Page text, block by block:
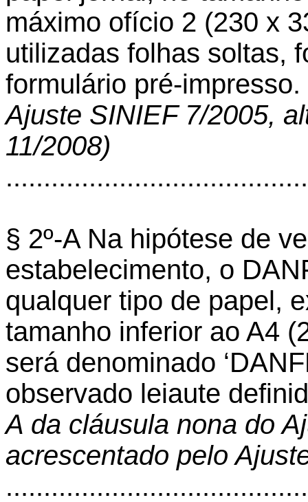
máximo ofício 2 (230 x
utilizadas folhas soltas,
formulário pré-impresso.
Ajuste SINIEF 7/2005,
11/2008)
§ 2º-A Na hipótese de
estabelecimento, o
qualquer tipo de papel,
tamanho inferior ao A4
será denominado
observado leiaute
A da cláusula nona do
acrescentado pelo